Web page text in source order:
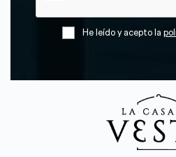
He leído y acepto la